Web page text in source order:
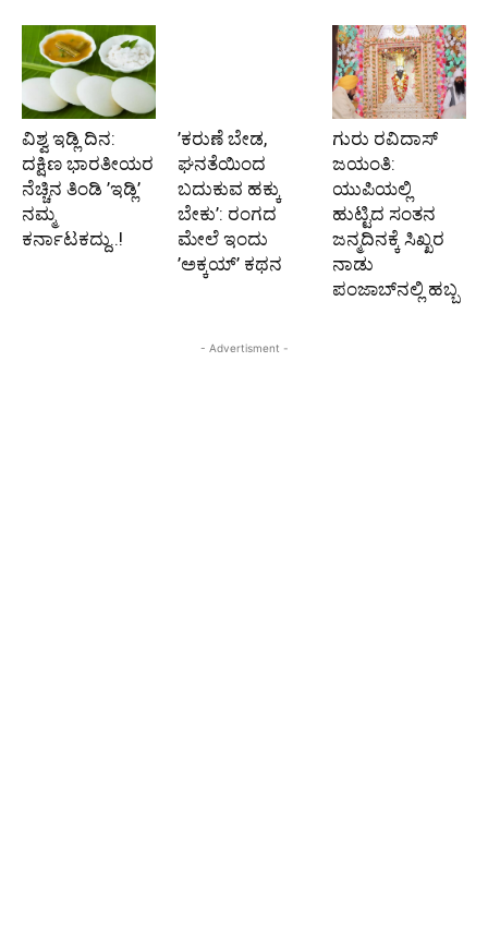
ವಿಶ್ವ ಇಡ್ಲಿ ದಿನ:
ದಕ್ಷಿಣ ಭಾರತೀಯರ
ನೆಚ್ಚಿನ ತಿಂಡಿ ’ಇಡ್ಲಿ’
ನಮ್ಮ
ಕರ್ನಾಟಕದ್ದು..!
’ಕರುಣೆ ಬೇಡ,
ಘನತೆಯಿಂದ
ಬದುಕುವ ಹಕ್ಕು
ಬೇಕು’: ರಂಗದ
ಮೇಲೆ ಇಂದು
’ಅಕ್ಕಯ್’ ಕಥನ
ಗುರು ರವಿದಾಸ್
ಜಯಂತಿ:
ಯುಪಿಯಲ್ಲಿ
ಹುಟ್ಟಿದ ಸಂತನ
ಜನ್ಮದಿನಕ್ಕೆ ಸಿಖ್ಖರ
ನಾಡು
ಪಂಜಾಬ್‌ನಲ್ಲಿ ಹಬ್ಬ
- Advertisment -